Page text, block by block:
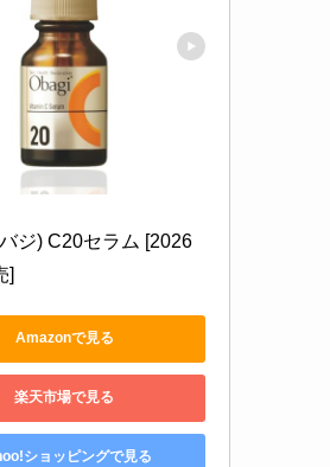
ジ) C20セラム [2026
]
Amazonで見る
楽天市場で見る
ショッピングで見る